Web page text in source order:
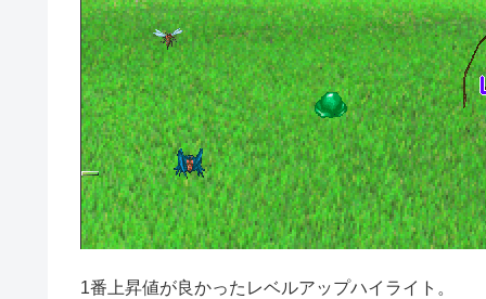
1番上昇値が良かったレベルアップハイライト。